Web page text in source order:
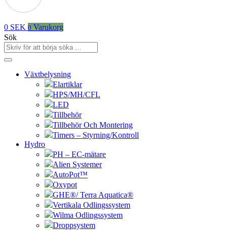
0 SEK 0 Varukorg
Sök
Växtbelysning
Elartiklar
HPS/MH/CFL
LED
Tillbehör
Tillbehör Och Montering
Timers – Styrning/Kontroll
Hydro
PH – EC-mätare
Alien Systemer
AutoPot™
Oxypot
GHE®/ Terra Aquatica®
Vertikala Odlingssystem
Wilma Odlingssystem
Droppsystem